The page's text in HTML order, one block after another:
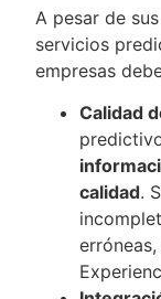
A pesar de
servicios
empresas
Calidad
calidad.